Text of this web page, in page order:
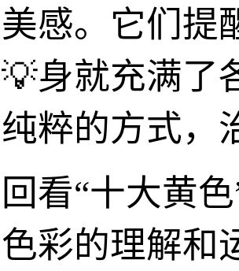
感。它们提
身就充满了
粹的方式，
看“十大黄
彩的理解和